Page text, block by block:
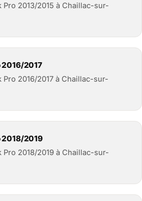
Pro 2013/2015 à Chaillac-sur-
2016/2017
Pro 2016/2017 à Chaillac-sur-
2018/2019
Pro 2018/2019 à Chaillac-sur-